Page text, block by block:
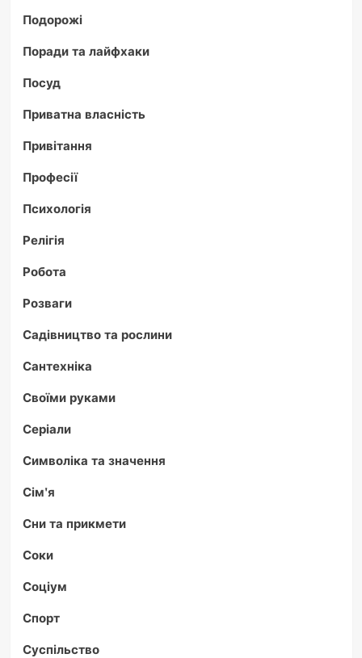
Подорожі
Поради та лайфхаки
Посуд
Приватна власність
Привітання
Професії
Психологія
Релігія
Робота
Розваги
Садівництво та рослини
Сантехніка
Своїми руками
Серіали
Символіка та значення
Сім'я
Сни та прикмети
Соки
Соціум
Спорт
Суспільство